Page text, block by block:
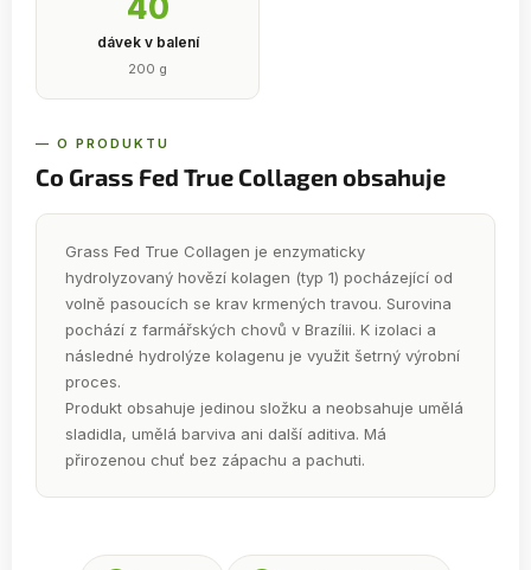
40
dávek v balení
200 g
— O PRODUKTU
Co Grass Fed True Collagen obsahuje
Grass Fed True Collagen je enzymaticky
hydrolyzovaný hovězí kolagen (typ 1) pocházející od
volně pasoucích se krav krmených travou. Surovina
pochází z farmářských chovů v Brazílii. K izolaci a
následné hydrolýze kolagenu je využit šetrný výrobní
proces.
Produkt obsahuje jedinou složku a neobsahuje umělá
sladidla, umělá barviva ani další aditiva. Má
přirozenou chuť bez zápachu a pachuti.